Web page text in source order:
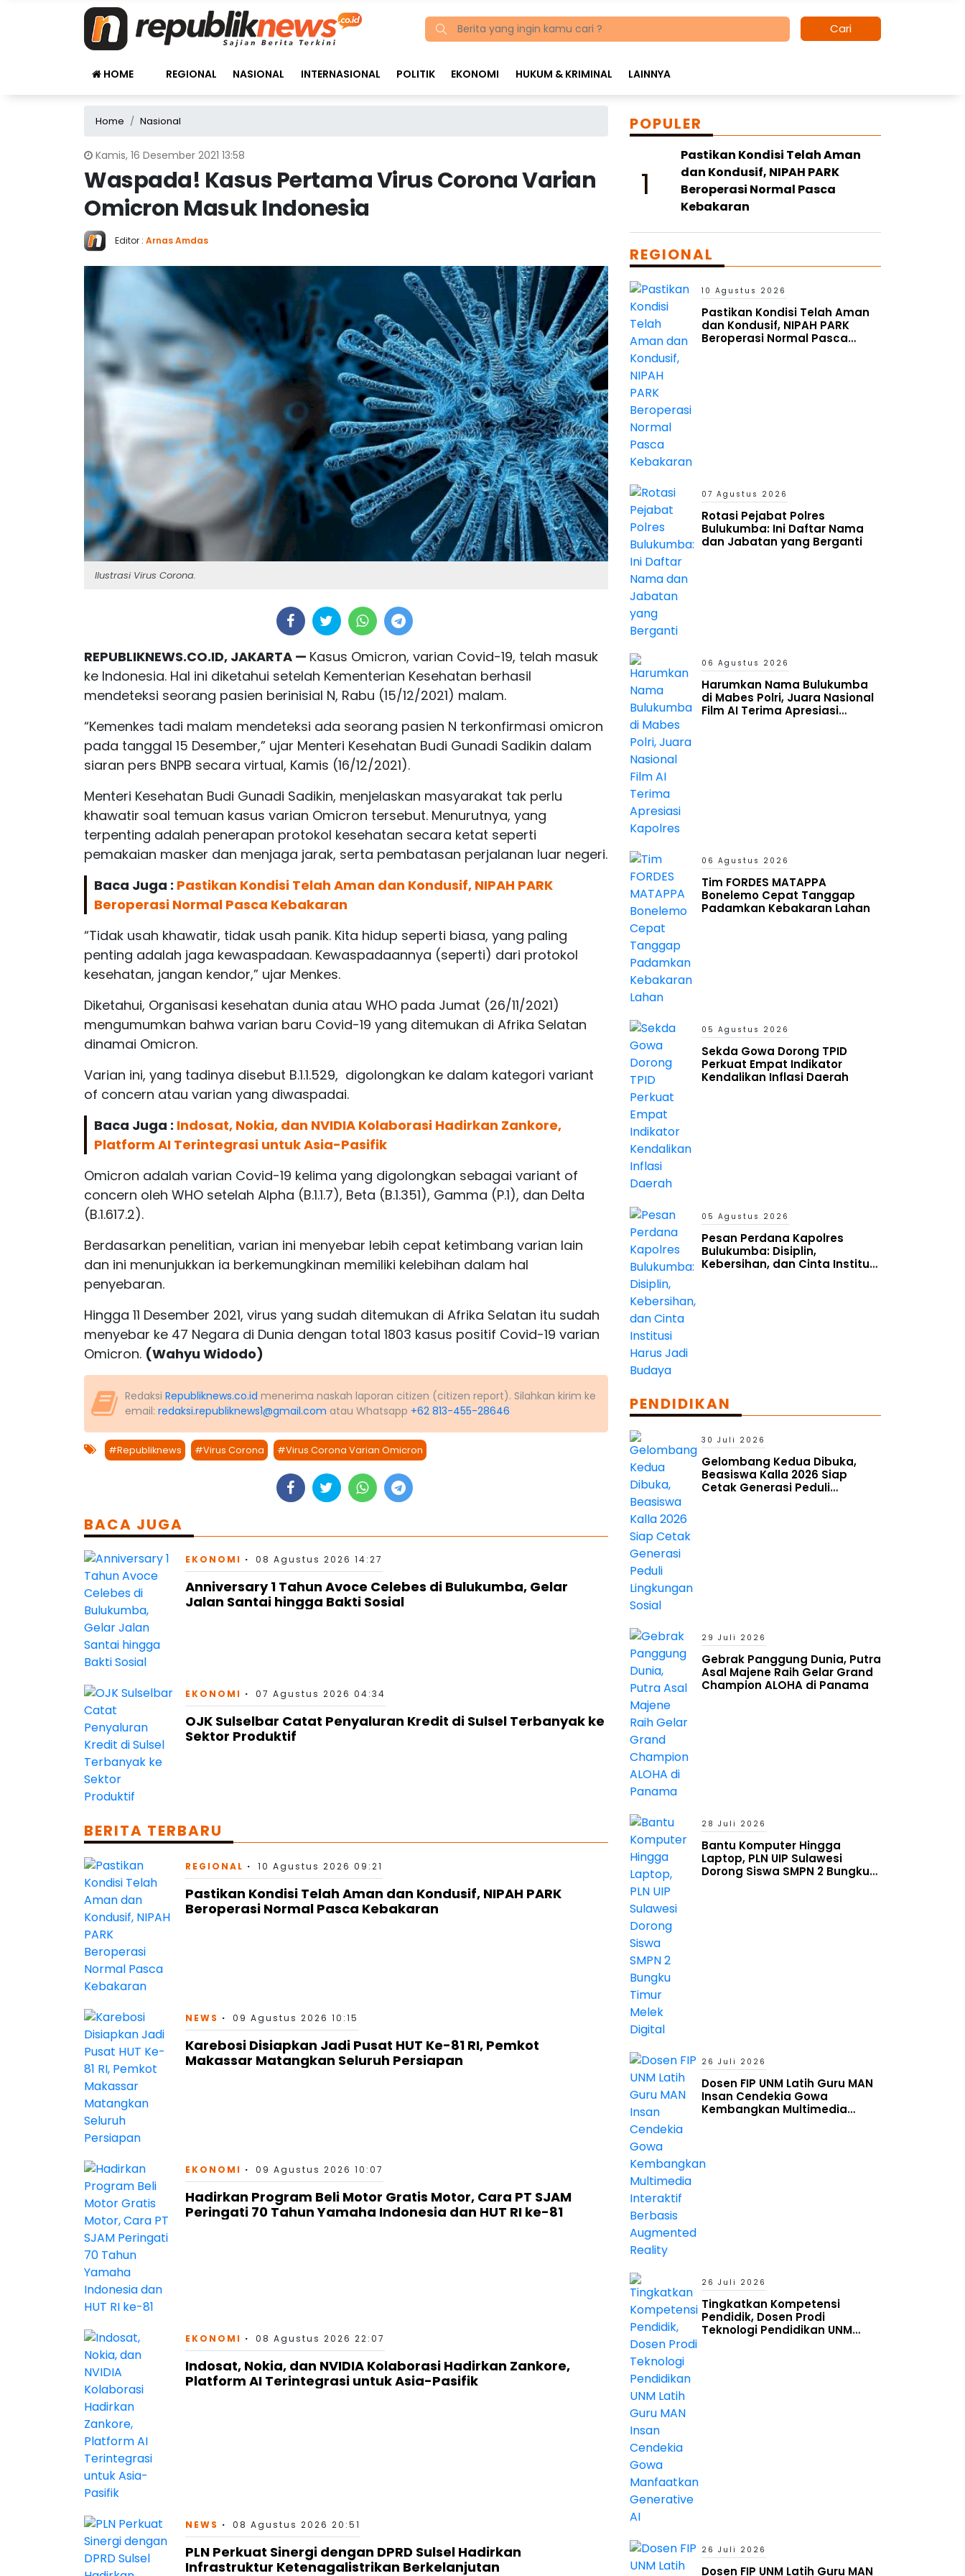
Cari
HOME REGIONAL NASIONAL INTERNASIONAL POLITIK EKONOMI HUKUM & KRIMINAL LAINNYA
Home Nasional
Kamis, 16 Desember 2021 13:58
Waspada! Kasus Pertama Virus Corona Varian
Omicron Masuk Indonesia
Editor : Arnas Amdas
Ilustrasi Virus Corona.
REPUBLIKNEWS.CO.ID, JAKARTA — Kasus Omicron, varian Covid-19, telah masuk
ke Indonesia. Hal ini diketahui setelah Kementerian Kesehatan berhasil
mendeteksi seorang pasien berinisial N, Rabu (15/12/2021) malam.
“Kemenkes tadi malam mendeteksi ada seorang pasien N terkonfirmasi omicron
pada tanggal 15 Desember,” ujar Menteri Kesehatan Budi Gunadi Sadikin dalam
siaran pers BNPB secara virtual, Kamis (16/12/2021).
Menteri Kesehatan Budi Gunadi Sadikin, menjelaskan masyarakat tak perlu
khawatir soal temuan kasus varian Omicron tersebut. Menurutnya, yang
terpenting adalah penerapan protokol kesehatan secara ketat seperti
pemakaian masker dan menjaga jarak, serta pembatasan perjalanan luar negeri.
Baca Juga : Pastikan Kondisi Telah Aman dan Kondusif, NIPAH PARK
Beroperasi Normal Pasca Kebakaran
“Tidak usah khawatir, tidak usah panik. Kita hidup seperti biasa, yang paling
penting adalah jaga kewaspadaan. Kewaspadaannya (seperti) dari protokol
kesehatan, jangan kendor,” ujar Menkes.
Diketahui, Organisasi kesehatan dunia atau WHO pada Jumat (26/11/2021)
mengumumkan bahwa varian baru Covid-19 yang ditemukan di Afrika Selatan
dinamai Omicron.
Varian ini, yang tadinya disebut B.1.1.529, digolongkan ke dalam kategori variant
of concern atau varian yang diwaspadai.
Baca Juga : Indosat, Nokia, dan NVIDIA Kolaborasi Hadirkan Zankore,
Platform AI Terintegrasi untuk Asia-Pasifik
Omicron adalah varian Covid-19 kelima yang digolongkan sebagai variant of
concern oleh WHO setelah Alpha (B.1.1.7), Beta (B.1.351), Gamma (P.1), dan Delta
(B.1.617.2).
Berdasarkan penelitian, varian ini menyebar lebih cepat ketimbang varian lain
dan ini menunjukkan ia berkemungkinan memiliki kelebihan dalam hal
penyebaran.
Hingga 11 Desember 2021, virus yang sudah ditemukan di Afrika Selatan itu sudah
menyebar ke 47 Negara di Dunia dengan total 1803 kasus positif Covid-19 varian
Omicron. (Wahyu Widodo)
Redaksi Republiknews.co.id menerima naskah laporan citizen (citizen report). Silahkan kirim ke
email: redaksi.republiknews1@gmail.com atau Whatsapp +62 813-455-28646
#Republiknews #Virus Corona #Virus Corona Varian Omicron
BACA JUGA
EKONOMI 08 Agustus 2026 14:27
Anniversary 1 Tahun Avoce Celebes di Bulukumba, Gelar
Jalan Santai hingga Bakti Sosial
EKONOMI 07 Agustus 2026 04:34
OJK Sulselbar Catat Penyaluran Kredit di Sulsel Terbanyak ke
Sektor Produktif
BERITA TERBARU
REGIONAL 10 Agustus 2026 09:21
Pastikan Kondisi Telah Aman dan Kondusif, NIPAH PARK
Beroperasi Normal Pasca Kebakaran
NEWS 09 Agustus 2026 10:15
Karebosi Disiapkan Jadi Pusat HUT Ke-81 RI, Pemkot
Makassar Matangkan Seluruh Persiapan
EKONOMI 09 Agustus 2026 10:07
Hadirkan Program Beli Motor Gratis Motor, Cara PT SJAM
Peringati 70 Tahun Yamaha Indonesia dan HUT RI ke-81
EKONOMI 08 Agustus 2026 22:07
Indosat, Nokia, dan NVIDIA Kolaborasi Hadirkan Zankore,
Platform AI Terintegrasi untuk Asia-Pasifik
NEWS 08 Agustus 2026 20:51
PLN Perkuat Sinergi dengan DPRD Sulsel Hadirkan
Infrastruktur Ketenagalistrikan Berkelanjutan
POPULER
1
Pastikan Kondisi Telah Aman
dan Kondusif, NIPAH PARK
Beroperasi Normal Pasca
Kebakaran
REGIONAL
10 Agustus 2026
Pastikan Kondisi Telah Aman
dan Kondusif, NIPAH PARK
Beroperasi Normal Pasca
07 Agustus 2026
Rotasi Pejabat Polres
Bulukumba: Ini Daftar Nama
dan Jabatan yang Berganti
06 Agustus 2026
Harumkan Nama Bulukumba
di Mabes Polri, Juara Nasional
Film AI Terima Apresiasi
06 Agustus 2026
Tim FORDES MATAPPA
Bonelemo Cepat Tanggap
Padamkan Kebakaran Lahan
05 Agustus 2026
Sekda Gowa Dorong TPID
Perkuat Empat Indikator
Kendalikan Inflasi Daerah
05 Agustus 2026
Pesan Perdana Kapolres
Bulukumba: Disiplin,
Kebersihan, dan Cinta Institusi
PENDIDIKAN
30 Juli 2026
Gelombang Kedua Dibuka,
Beasiswa Kalla 2026 Siap
Cetak Generasi Peduli
29 Juli 2026
Gebrak Panggung Dunia, Putra
Asal Majene Raih Gelar Grand
Champion ALOHA di Panama
28 Juli 2026
Bantu Komputer Hingga
Laptop, PLN UIP Sulawesi
Dorong Siswa SMPN 2 Bungku
26 Juli 2026
Dosen FIP UNM Latih Guru MAN
Insan Cendekia Gowa
Kembangkan Multimedia
26 Juli 2026
Tingkatkan Kompetensi
Pendidik, Dosen Prodi
Teknologi Pendidikan UNM
26 Juli 2026
Dosen FIP UNM Latih Guru MAN